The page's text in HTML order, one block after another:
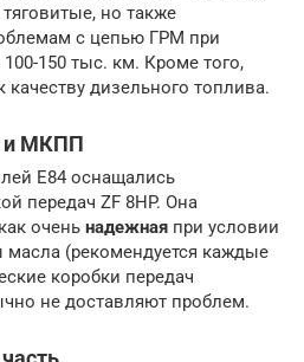
но также
с цепью ГРМ при
150 тыс. км. Кроме того,
качеству дизельного топлива.
и МКПП
E84 оснащались
передач ZF 8HP. Она
очень надежная при условии
(рекомендуется каждые
коробки передач
не доставляют проблем.